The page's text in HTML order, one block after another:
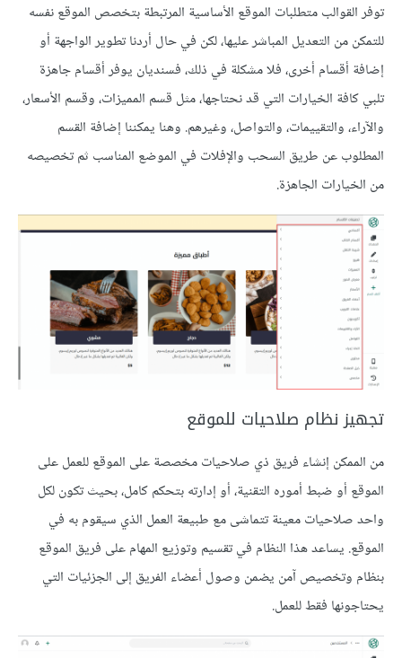
توفر القوالب متطلبات الموقع الأساسية المرتبطة بتخصص الموقع نفسه
للتمكن من التعديل المباشر عليها، لكن في حال أردنا تطوير الواجهة أو
إضافة أقسام أخرى، فلا مشكلة في ذلك، فسنديان يوفر أقسام جاهزة
تلبي كافة الخيارات التي قد نحتاجها، مثل قسم المميزات، وقسم الأسعار،
والآراء، والتقييمات، والتواصل، وغيرهم. وهنا يمكننا إضافة القسم
المطلوب عن طريق السحب والإفلات في الموضع المناسب ثم تخصيصه
من الخيارات الجاهزة.
تجهيز نظام صلاحيات للموقع
من الممكن إنشاء فريق ذي صلاحيات مخصصة على الموقع للعمل على
الموقع أو ضبط أموره التقنية، أو إدارته بتحكم كامل، بحيث تكون لكل
واحد صلاحيات معينة تتماشى مع طبيعة العمل الذي سيقوم به في
الموقع. يساعد هذا النظام في تقسيم وتوزيع المهام على فريق الموقع
بنظام وتخصيص آمن يضمن وصول أعضاء الفريق إلى الجزئيات التي
يحتاجونها فقط للعمل.